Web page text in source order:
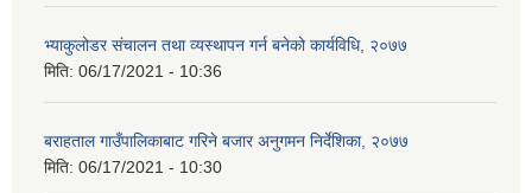
भ्याकुलोडर संचालन तथा व्यस्थापन गर्न बनेको कार्यविधि, २०७७
मिति: 06/17/2021 - 10:36
बराहताल गाउँपालिकाबाट गरिने बजार अनुगमन निर्देशिका, २०७७
मिति: 06/17/2021 - 10:30